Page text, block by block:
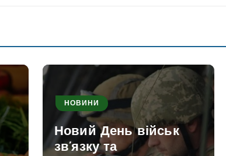
НОВИНИ
Новий День військ
зв’язку та